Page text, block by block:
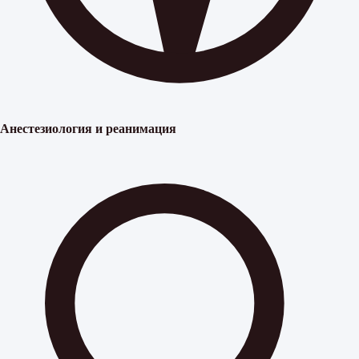
Анестезиология и реанимация